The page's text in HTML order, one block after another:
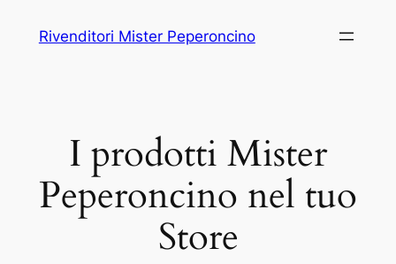
Rivenditori Mister Peperoncino
I prodotti Mister
Peperoncino nel tuo
Store